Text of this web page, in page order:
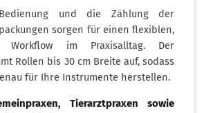
und die Zählung der
sorgen für einen flexiblen,
Workflow im Praxisalltag. Der
Rollen bis 30 cm Breite auf, sodass
für Ihre Instrumente herstellen.
Tierarztpraxen sowie